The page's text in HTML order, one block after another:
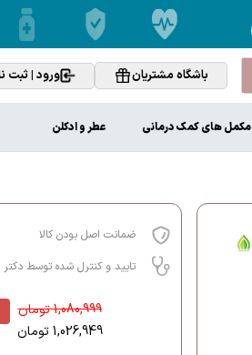
باشگاه مشتریان ورود | ثبت
مکمل های کمک درمانی عطر و ادکلن
ضمانت اصل بودن کالا
تایید و کنترل شده توسط دکتر
1,080,999تومان
1,026,949 تومان